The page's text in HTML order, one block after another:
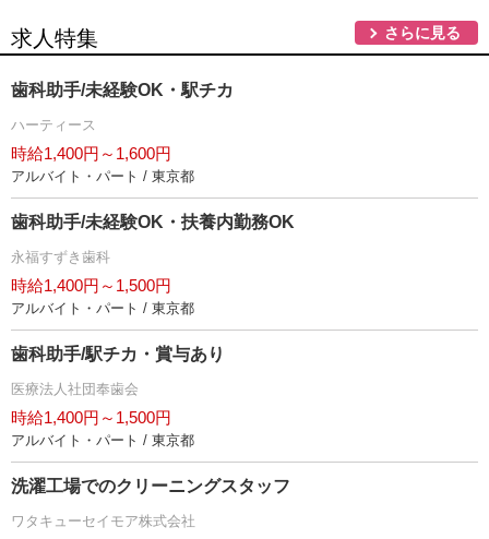
求人特集 さらに見る
歯科助手/未経験OK・駅チカ
ハーティース
時給1,400円～1,600円
アルバイト・パート / 東京都
歯科助手/未経験OK・扶養内勤務OK
永福すずき歯科
時給1,400円～1,500円
アルバイト・パート / 東京都
歯科助手/駅チカ・賞与あり
医療法人社団奉歯会
時給1,400円～1,500円
アルバイト・パート / 東京都
洗濯工場でのクリーニングスタッフ
ワタキューセイモア株式会社